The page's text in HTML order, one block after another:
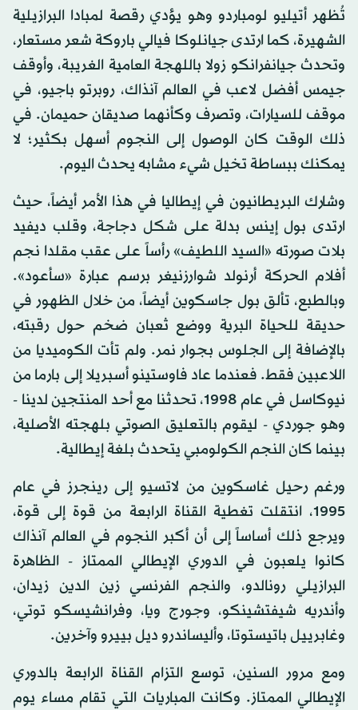
تُظهر أتيليو لومباردو وهو يؤدي رقصة لمبادا البرازيلية
الشهيرة، كما ارتدى جيانلوكا فيالي باروكة شعر مستعار،
وتحدث جيانفرانكو زولا باللهجة العامية الغريبة، وأوقف
جيمس أفضل لاعب في العالم آنذاك، روبرتو باجيو، في
موقف للسيارات، وتصرف وكأنهما صديقان حميمان. في
ذلك الوقت كان الوصول إلى النجوم أسهل بكثير؛ لا
يمكنك ببساطة تخيل شيء مشابه يحدث اليوم.
وشارك البريطانيون في إيطاليا في هذا الأمر أيضاً، حيث
ارتدى بول إينس بدلة على شكل دجاجة، وقلب ديفيد
بلات صورته «السيد اللطيف» رأساً على عقب مقلدا نجم
أفلام الحركة أرنولد شوارزنيغر برسم عبارة «سأعود».
وبالطبع، تألق بول جاسكوين أيضاً، من خلال الظهور في
حديقة للحياة البرية ووضع ثعبان ضخم حول رقبته،
بالإضافة إلى الجلوس بجوار نمر. ولم تأت الكوميديا من
اللاعبين فقط. فعندما عاد فاوستينو أسبريلا إلى بارما من
نيوكاسل في عام 1998، تحدثنا مع أحد المنتجين لدينا -
وهو جوردي - ليقوم بالتعليق الصوتي بلهجته الأصلية،
بينما كان النجم الكولومبي يتحدث بلغة إيطالية.
ورغم رحيل غاسكوين من لاتسيو إلى رينجرز في عام
1995، انتقلت تغطية القناة الرابعة من قوة إلى قوة،
ويرجع ذلك أساساً إلى أن أكبر النجوم في العالم آنذاك
كانوا يلعبون في الدوري الإيطالي الممتاز - الظاهرة
البرازيلي رونالدو، والنجم الفرنسي زين الدين زيدان،
وأندريه شيفتشينكو، وجورج ويا، وفرانشيسكو توتي،
وغابرييل باتيستوتا، وأليساندرو ديل بييرو وآخرين.
ومع مرور السنين، توسع التزام القناة الرابعة بالدوري
الإيطالي الممتاز. وكانت المباريات التي تقام مساء يوم